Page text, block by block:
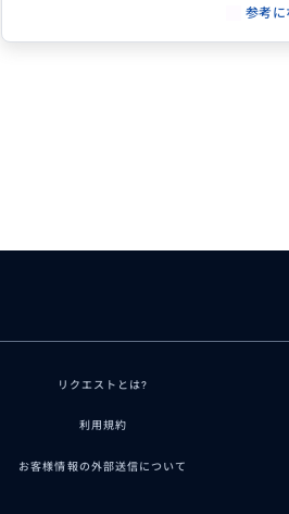
参考に
リクエストとは?
利用規約
お客様情報の外部送信について